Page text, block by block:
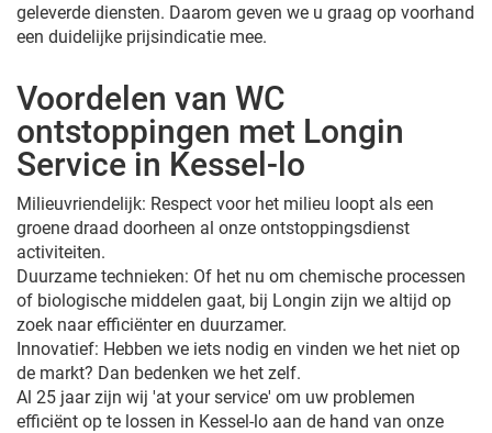
geleverde diensten. Daarom geven we u graag op voorhand
een duidelijke prijsindicatie mee.
Voordelen van WC
ontstoppingen met Longin
Service in Kessel-lo
Milieuvriendelijk: Respect voor het milieu loopt als een
groene draad doorheen al onze ontstoppingsdienst
activiteiten.
Duurzame technieken: Of het nu om chemische processen
of biologische middelen gaat, bij Longin zijn we altijd op
zoek naar efficiënter en duurzamer.
Innovatief: Hebben we iets nodig en vinden we het niet op
de markt? Dan bedenken we het zelf.
Al 25 jaar zijn wij 'at your service' om uw problemen
efficiënt op te lossen in Kessel-lo aan de hand van onze